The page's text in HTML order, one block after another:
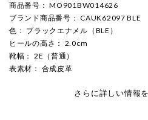
商品番号 ： MO901BW014626
ブランド商品番号 ： CAUK62097 BLE
色 ： ブラックエナメル（BLE）
ヒールの高さ ： 2.0cm
靴幅 ： 2E（普通）
表素材 ： 合成皮革
さらに詳しい情報